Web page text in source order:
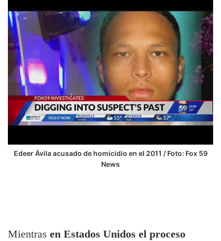
Edeer Ávila acusado de homicidio en el 2011 / Foto: Fox 59
News
Mientras en Estados Unidos el proceso